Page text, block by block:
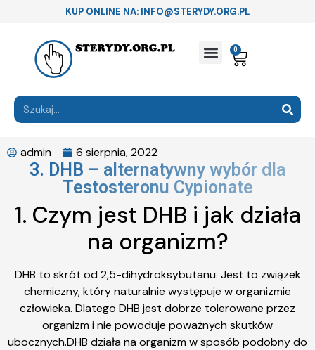
KUP ONLINE NA: INFO@STERYDY.ORG.PL
0
admin 6 sierpnia, 2022
3. DHB – alternatywny wybór dla
Testosteronu Cypionate
1. Czym jest DHB i jak działa
na organizm?
DHB to skrót od 2,5-dihydroksybutanu. Jest to związek
chemiczny, który naturalnie występuje w organizmie
człowieka. Dlatego DHB jest dobrze tolerowane przez
organizm i nie powoduje poważnych skutków
ubocznych.DHB działa na organizm w sposób podobny do